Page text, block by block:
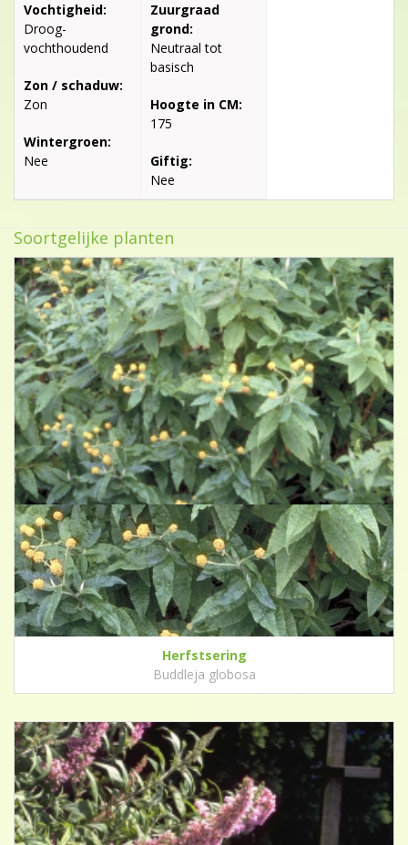
Vochtigheid:
Droog-
vochthoudend
Zon / schaduw:
Zon
Wintergroen:
Nee
Zuurgraad
grond:
Neutraal tot
basisch
Hoogte in CM:
175
Giftig:
Nee
Soortgelijke planten
Herfstsering
Buddleja globosa